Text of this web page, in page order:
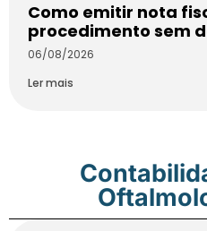
Como emitir nota
procedimento sem
06/08/2026
Ler mais